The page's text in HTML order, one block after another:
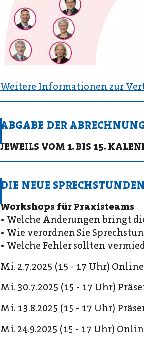
Weitere Informationen zur
ABGABE DER
JEWEILS VOM 1. BIS 15.
DIE NEUE
Workshops für Praxisteams
• Welche Änderungen bringt
• Wie verordnen Sie
• Welche Fehler sollten
Mi. 2.7.2025 (15 - 17 Uhr) Online
Mi. 30.7.2025 (15 - 17 Uhr)
Mi. 13.8.2025 (15 - 17 Uhr)
Mi. 24.9.2025 (15 - 17 Uhr)